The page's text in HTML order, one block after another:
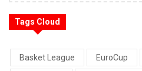
Tags Cloud
Basket League EuroCup